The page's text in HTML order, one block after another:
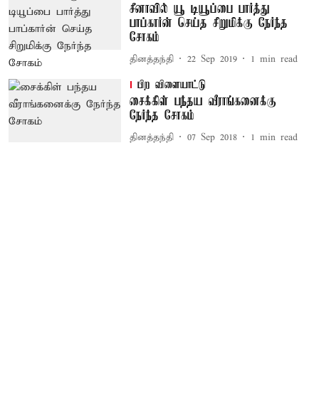
சீனாவில் யூ டியூப்பை பார்த்து
பாப்கார்ன் செய்த சிறுமிக்கு நேர்ந்த
சோகம்
தினத்தந்தி 22 Sep 2019 1 min read
பிற விளையாட்டு
சைக்கிள் பந்தய வீராங்கனைக்கு
நேர்ந்த சோகம்
தினத்தந்தி 07 Sep 2018 1 min read